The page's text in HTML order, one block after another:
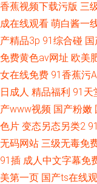
香蕉视频下载污版 三
成在线观看 萌白酱一
产精品3p 91综合碰 国
免费黄色av网址 欧美
女在线免费 91香蕉污
日成人 精品福利 91天
产www视频 国产粉嫩
色片 变态另态另类2
无码网站 三级无毒免
91插 成人中文字幕免
美第一页 国产ts在线